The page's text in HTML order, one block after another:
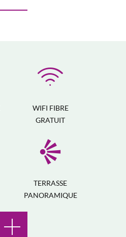
WIFI FIBRE
GRATUIT
TERRASSE
PANORAMIQUE